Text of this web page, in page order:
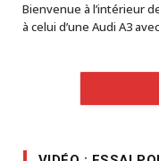
Bienvenue à l’intérieur
à celui d’une Audi A3